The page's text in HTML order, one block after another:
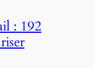
: 192